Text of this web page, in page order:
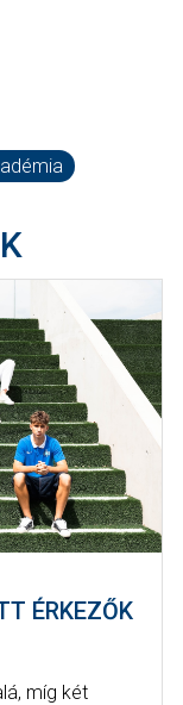
ÉRKEZŐK
míg két